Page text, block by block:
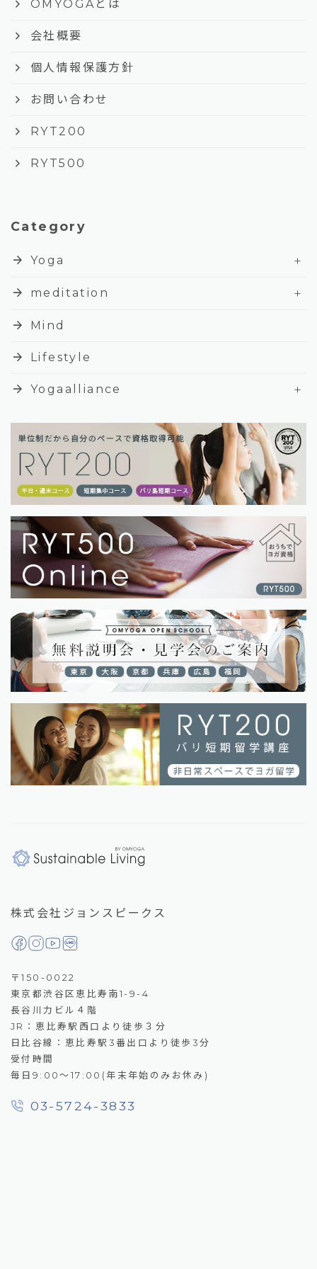
keyboard_arrow_right OMYOGAとは
keyboard_arrow_right 会社概要
keyboard_arrow_right 個人情報保護方針
keyboard_arrow_right お問い合わせ
keyboard_arrow_right RYT200
keyboard_arrow_right RYT500
Category
arrow_forward Yoga
+
arrow_forward
meditation
+
arrow_forward
Mind
arrow_forward Lifestyle
arrow_forward Yogaalliance +
株式会社ジョンスピークス
〒150-0022
東京都渋谷区恵比寿南1-9-4
長谷川力ビル４階
JR：恵比寿駅西口より徒歩３分
日比谷線：恵比寿駅3番出口より徒歩3分
受付時間
毎日9:00～17:00(年末年始のみお休み)
03-5724-3833